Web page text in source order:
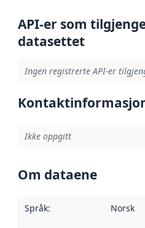
API-er som
datasettet
Ingen registrerte API-er
Ikke oppgitt
Om dataene
Språk: Norsk